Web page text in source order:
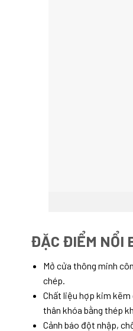
ĐẶC ĐIỂM NỔI
Mở cửa thông minh
chép.
Chất liệu hợp kim
thân khóa bằng thép
Cảnh báo đột nhập,